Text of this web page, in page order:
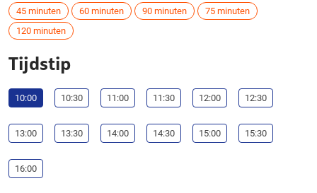
45 minuten 60 minuten 90 minuten
75 minuten
120 minuten
Tijdstip
10:00 10:30 11:00 11:30 12:00 12:30
13:00 13:30 14:00 14:30 15:00 15:30
16:00